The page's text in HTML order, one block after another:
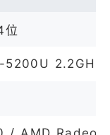
位
2.2GHz